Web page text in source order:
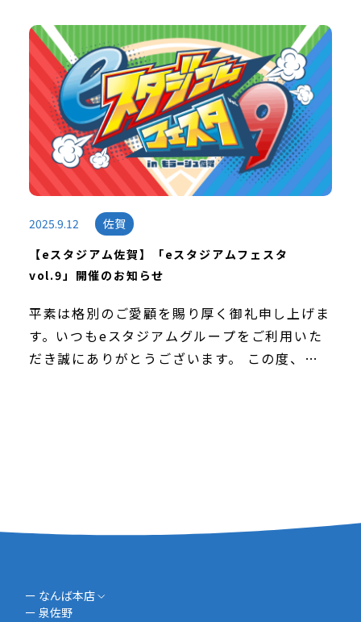
スポーツ選手権 2025 SHIGA 『グランツ […]
2025.9.12
佐賀
【eスタジアム佐賀】「eスタジアムフェスタ
vol.9」開催のお知らせ
平素は格別のご愛顧を賜り厚く御礼申し上げま
す。いつもeスタジアムグループをご利用いた
だき誠にありがとうございます。 この度、
ー なんば本店
ー 泉佐野